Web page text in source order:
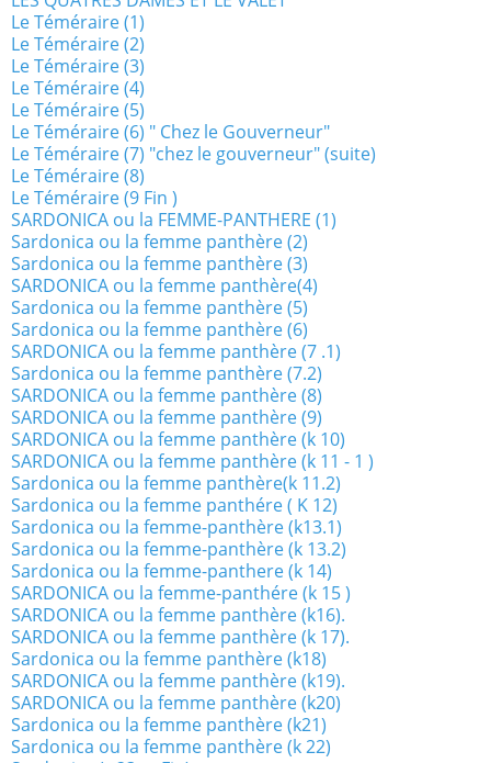
Le Téméraire (1)
Le Téméraire (2)
Le Téméraire (3)
Le Téméraire (4)
Le Téméraire (5)
Le Téméraire (6) " Chez le Gouverneur"
Le Téméraire (7) "chez le gouverneur" (suite)
Le Téméraire (8)
Le Téméraire (9 Fin )
SARDONICA ou la FEMME-PANTHERE (1)
Sardonica ou la femme panthère (2)
Sardonica ou la femme panthère (3)
SARDONICA ou la femme panthère(4)
Sardonica ou la femme panthère (5)
Sardonica ou la femme panthère (6)
SARDONICA ou la femme panthère (7 .1)
Sardonica ou la femme panthère (7.2)
SARDONICA ou la femme panthère (8)
SARDONICA ou la femme panthère (9)
SARDONICA ou la femme panthère (k 10)
SARDONICA ou la femme panthère (k 11 - 1 )
Sardonica ou la femme panthère(k 11.2)
Sardonica ou la femme panthére ( K 12)
Sardonica ou la femme-panthère (k13.1)
Sardonica ou la femme-panthère (k 13.2)
Sardonica ou la femme-panthere (k 14)
SARDONICA ou la femme-panthére (k 15 )
SARDONICA ou la femme panthère (k16).
SARDONICA ou la femme panthère (k 17).
Sardonica ou la femme panthère (k18)
SARDONICA ou la femme panthère (k19).
SARDONICA ou la femme panthère (k20)
Sardonica ou la femme panthère (k21)
Sardonica ou la femme panthère (k 22)